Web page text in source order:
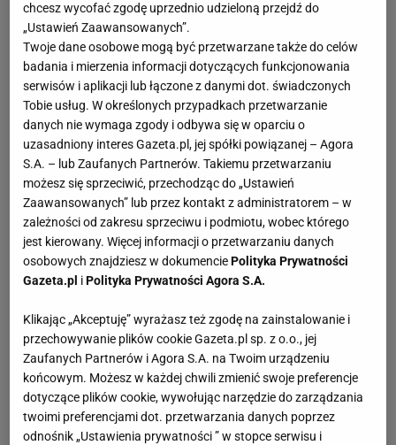
chcesz wycofać zgodę uprzednio udzieloną przejdź do
„Ustawień Zaawansowanych”.
Twoje dane osobowe mogą być przetwarzane także do celów
badania i mierzenia informacji dotyczących funkcjonowania
serwisów i aplikacji lub łączone z danymi dot. świadczonych
Tobie usług. W określonych przypadkach przetwarzanie
danych nie wymaga zgody i odbywa się w oparciu o
uzasadniony interes Gazeta.pl, jej spółki powiązanej – Agora
S.A. – lub Zaufanych Partnerów. Takiemu przetwarzaniu
możesz się sprzeciwić, przechodząc do „Ustawień
Zaawansowanych” lub przez kontakt z administratorem – w
zależności od zakresu sprzeciwu i podmiotu, wobec którego
jest kierowany. Więcej informacji o przetwarzaniu danych
osobowych znajdziesz w dokumenciePolityka Prywatności
Gazeta.pl iPolityka Prywatności Agora S.A.
Klikając „Akceptuję” wyrażasz też zgodę na zainstalowanie i
przechowywanie plików cookie Gazeta.pl sp. z o.o., jej
Zaufanych Partnerów i Agora S.A. na Twoim urządzeniu
końcowym. Możesz w każdej chwili zmienić swoje preferencje
dotyczące plików cookie, wywołując narzędzie do zarządzania
twoimi preferencjami dot. przetwarzania danych poprzez
odnośnik „Ustawienia prywatności ” w stopce serwisu i